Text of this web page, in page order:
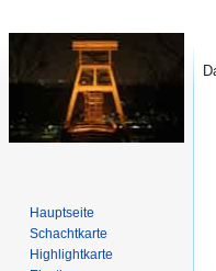
Hauptseite
Schachtkarte
Highlightkarte